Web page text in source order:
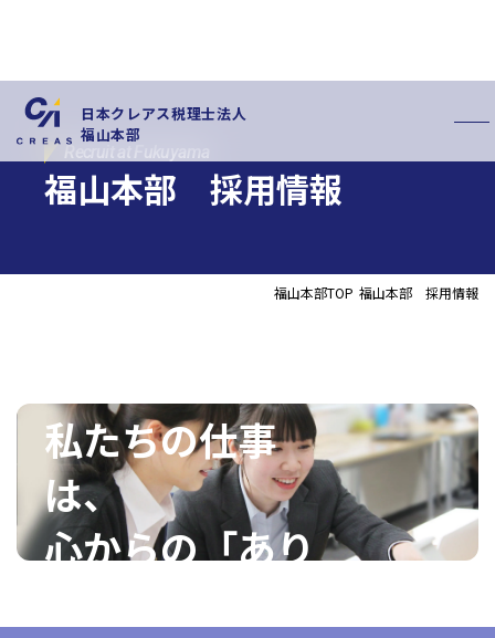
日本クレアス税理士法人
福山本部
新卒採用情報
中途採用情報
コーポレートサイトTOPへ
Recruit at Fukuyama
福山本部 採用情報
福山本部TOP 福山本部 採用情報
私たちの仕事
は、
心からの「あり